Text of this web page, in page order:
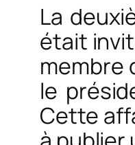
La
était
membre
le
Cette